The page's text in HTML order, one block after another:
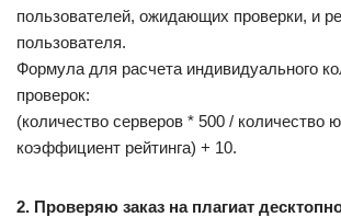
пользователей, ожидающих проверки, и
пользователя.
Формула для расчета индивидуального
проверок:
(количество серверов * 500 / количество
коэффициент рейтинга) + 10.
2. Проверяю заказ на плагиат